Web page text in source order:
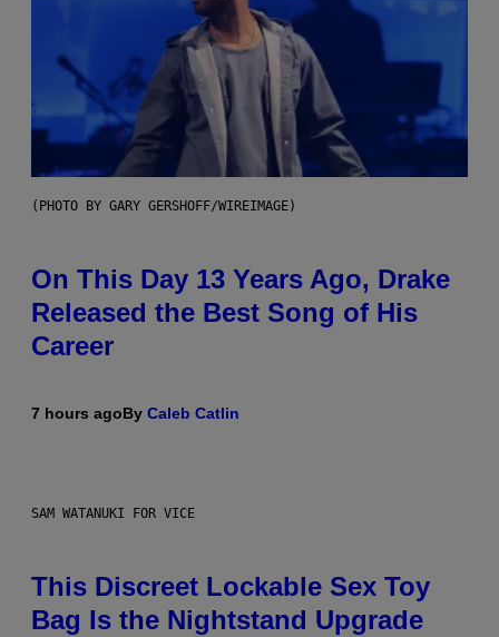
(PHOTO BY GARY GERSHOFF/WIREIMAGE)
On This Day 13 Years Ago, Drake
Released the Best Song of His
Career
7 hours agoBy Caleb Catlin
SAM WATANUKI FOR VICE
This Discreet Lockable Sex Toy
Bag Is the Nightstand Upgrade